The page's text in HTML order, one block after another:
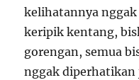
kelihatannya
keripik kentang,
gorengan, semua
nggak diperhatikan